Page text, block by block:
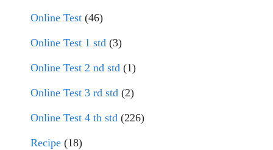
Online Test (46)
Online Test 1 std (3)
Online Test 2 nd std (1)
Online Test 3 rd std (2)
Online Test 4 th std (226)
Recipe (18)